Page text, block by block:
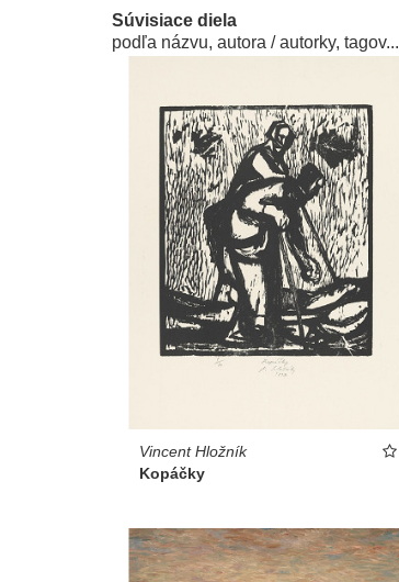
Súvisiace diela
podľa názvu, autora / autorky, tagov...
Vincent Hložník
Kopáčky